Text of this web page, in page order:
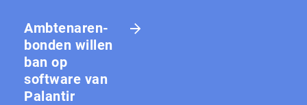
Amb­te­na­ren­
bon­den willen
ban op
software van
Palantir